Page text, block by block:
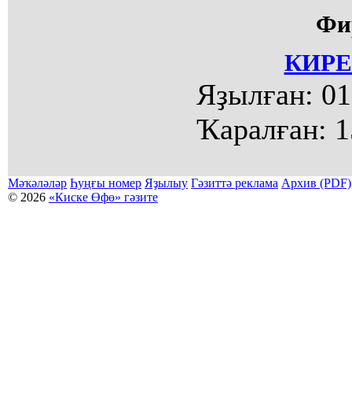
Яҙылған:
Ҡаралған:
Мәҡәләләр Һуңғы номер Яҙылыу Гәзиттә реклама Архив (PDF)
© 2026 «Киске Өфө» гәзите